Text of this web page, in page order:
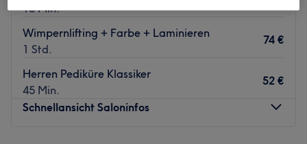
15 Min.
Wimpernlifting + Farbe + Laminieren
1 Std.
74 €
Herren Pediküre Klassiker
45 Min.
52 €
Schnellansicht Saloninfos